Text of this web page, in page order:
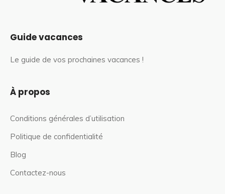
Guide vacances
Le guide de vos prochaines vacances !
À propos
Conditions générales d’utilisation
Politique de confidentialité
Blog
Contactez-nous